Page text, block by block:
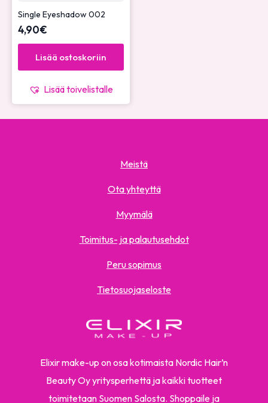
Single Eyeshadow 002
4,90€
Lisää ostoskoriin
Lisää toivelistalle
Elixir make-up on osa kotimaista Nordic Hair’n
Beauty Oy yritysperhettä ja kaikki tuotteet
toimitetaan Suomen Salosta. Shoppaile ja
Meistä
Ota yhteyttä
Myymälä
Toimitus- ja palautusehdot
Peru sopimus
Tietosuojaseloste